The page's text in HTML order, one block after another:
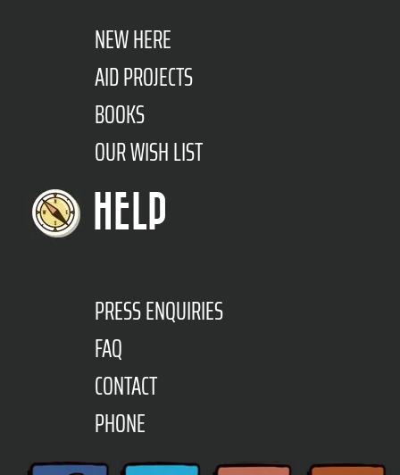
NEW HERE
AID PROJECTS
BOOKS
OUR WISH LIST
HELP
PRESS ENQUIRIES
FAQ
CONTACT
PHONE